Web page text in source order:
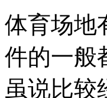
体育场地
件的一般
虽说比较